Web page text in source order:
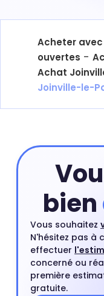
Acheter
ouvertes -
Achat
Joinville-le-
bien
Vous souhaitez
N'hésitez pas à
effectuer
concerné ou
première
gratuite.